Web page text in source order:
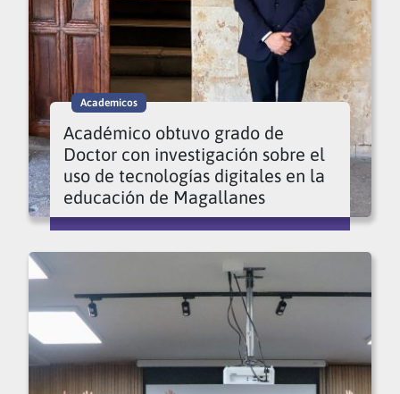
Academicos
Académico obtuvo grado de
Doctor con investigación sobre el
uso de tecnologías digitales en la
educación de Magallanes